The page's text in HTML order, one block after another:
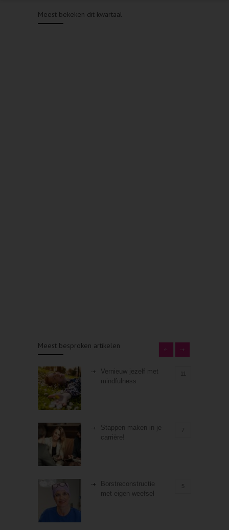
Meest bekeken dit kwartaal
Meest besproken artikelen
Vernieuw jezelf met
mindfulness
Stappen maken in je
carrière!
7
Borstreconstructie
met eigen weefsel
5